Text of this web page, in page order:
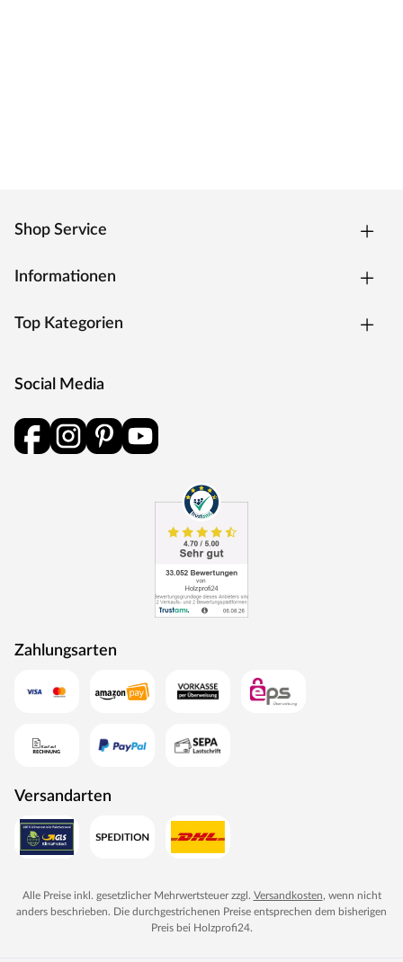
Shop Service
Informationen
Top Kategorien
Social Media
Zahlungsarten
Versandarten
Alle Preise inkl. gesetzlicher Mehrwertsteuer zzgl. Versandkosten, wenn nicht
anders beschrieben. Die durchgestrichenen Preise entsprechen dem bisherigen
Preis bei Holzprofi24.